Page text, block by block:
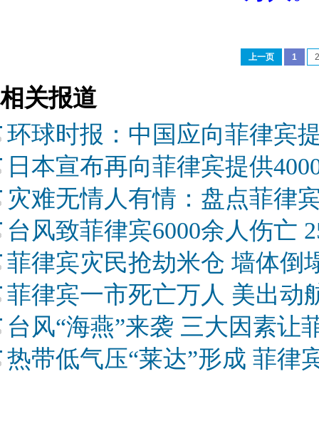
上一页 1 2
相关报道
环球时报：中国应向菲律宾
日本宣布再向菲律宾提供
灾难无情人有情：盘点菲律
台风致菲律宾6000余人伤亡
菲律宾灾民抢劫米仓 墙体倒
菲律宾一市死亡万人 美出动
台风“海燕”来袭 三大因素让
热带低气压“莱达”形成 菲律